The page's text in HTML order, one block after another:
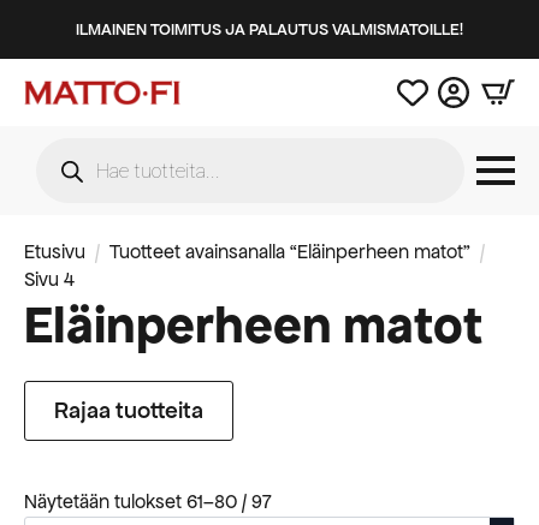
ILMAINEN TOIMITUS JA PALAUTUS VALMISMATOILLE!
search
Etusivu
Tuotteet avainsanalla “Eläinperheen matot”
Sivu 4
Eläinperheen matot
Rajaa tuotteita
Näytetään tulokset 61–80 / 97Suosituimmat